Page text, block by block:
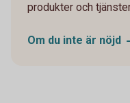
produkter och
Om du inte är nöjd